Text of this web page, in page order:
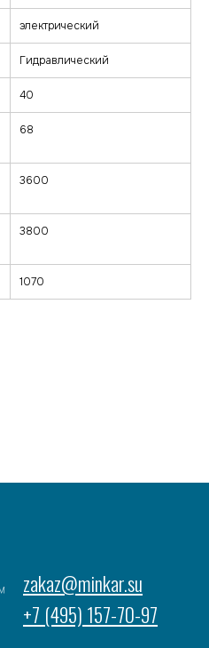
электрический
Гидравлический
40
68
3600
3800
1070
столы
заказов
офертой.
оборудование